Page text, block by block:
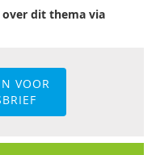
dit thema via
VOOR